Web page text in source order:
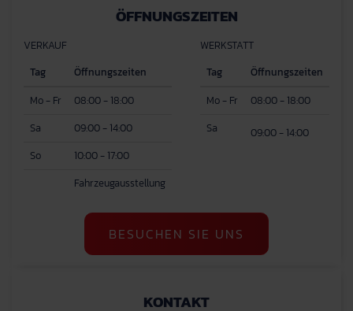
ÖFFNUNGSZEITEN
VERKAUF
Tag
Öffnungszeiten
Mo - Fr
08:00 - 18:00
Sa
09:00 - 14:00
So
10:00 - 17:00
Fahrzeugausstellung
WERKSTATT
Tag
Öffnungszeiten
Mo - Fr
08:00 - 18:00
Sa
09:00 - 14:00
BESUCHEN SIE UNS
KONTAKT